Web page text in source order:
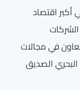
أكبر اقتصاد
في مجالات
البحري الصديق